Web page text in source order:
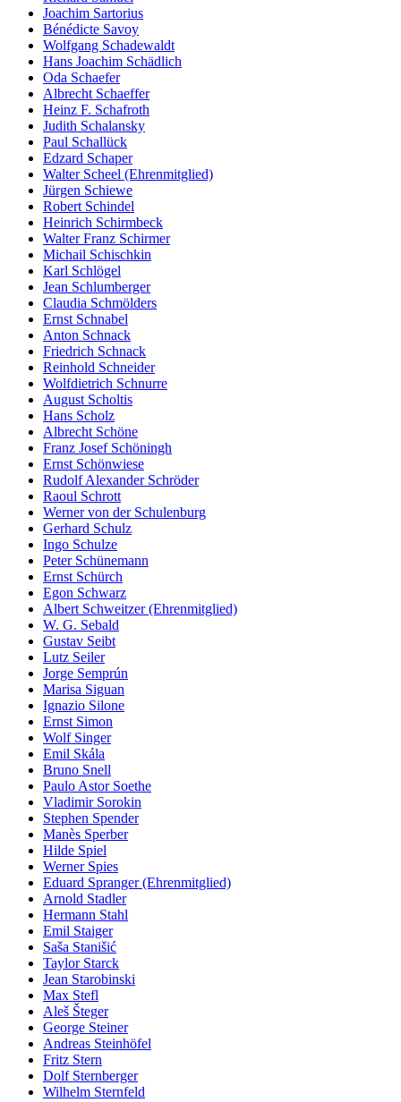
Joachim Sartorius
Bénédicte Savoy
Wolfgang Schadewaldt
Hans Joachim Schädlich
Oda Schaefer
Albrecht Schaeffer
Heinz F. Schafroth
Judith Schalansky
Paul Schallück
Edzard Schaper
Walter Scheel (Ehrenmitglied)
Jürgen Schiewe
Robert Schindel
Heinrich Schirmbeck
Walter Franz Schirmer
Michail Schischkin
Karl Schlögel
Jean Schlumberger
Claudia Schmölders
Ernst Schnabel
Anton Schnack
Friedrich Schnack
Reinhold Schneider
Wolfdietrich Schnurre
August Scholtis
Hans Scholz
Albrecht Schöne
Franz Josef Schöningh
Ernst Schönwiese
Rudolf Alexander Schröder
Raoul Schrott
Werner von der Schulenburg
Gerhard Schulz
Ingo Schulze
Peter Schünemann
Ernst Schürch
Egon Schwarz
Albert Schweitzer (Ehrenmitglied)
W. G. Sebald
Gustav Seibt
Lutz Seiler
Jorge Semprún
Marisa Siguan
Ignazio Silone
Ernst Simon
Wolf Singer
Emil Skála
Bruno Snell
Paulo Astor Soethe
Vladimir Sorokin
Stephen Spender
Manès Sperber
Hilde Spiel
Werner Spies
Eduard Spranger (Ehrenmitglied)
Arnold Stadler
Hermann Stahl
Emil Staiger
Saša Stanišić
Taylor Starck
Jean Starobinski
Max Stefl
Aleš Šteger
George Steiner
Andreas Steinhöfel
Fritz Stern
Dolf Sternberger
Wilhelm Sternfeld